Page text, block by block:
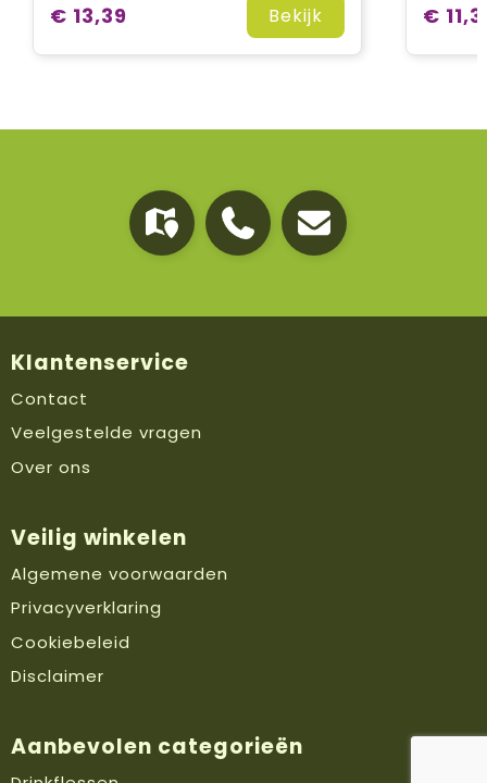
€ 13,39 Bekijk €
Klantenservice
Contact
Veelgestelde vragen
Over ons
Veilig winkelen
Algemene voorwaarden
Privacyverklaring
Cookiebeleid
Disclaimer
Aanbevolen categorieën